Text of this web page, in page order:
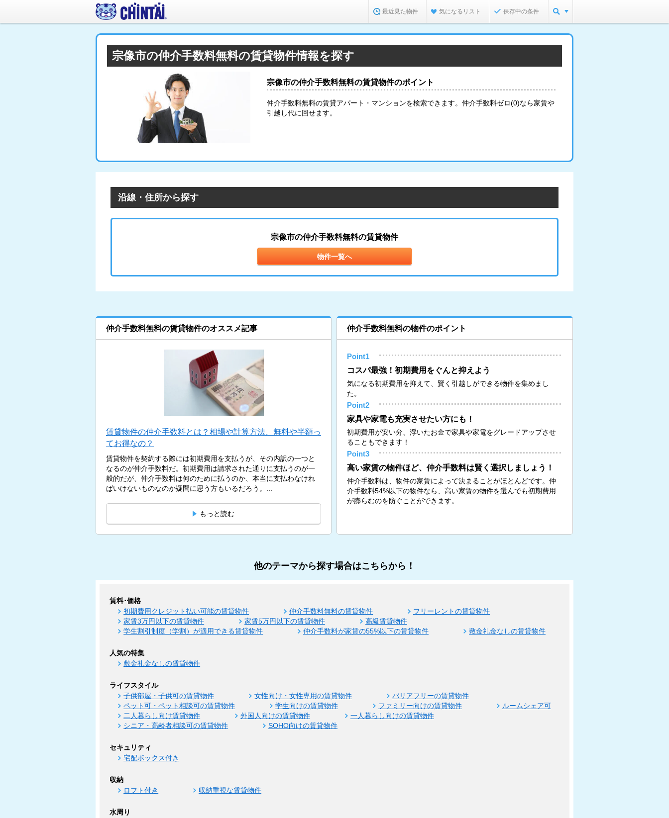
最近見た物件 気になるリスト 保存中の条件
宗像市の仲介手数料無料の賃貸物件情報を探す
宗像市の仲介手数料無料の賃貸物件のポイント
仲介手数料無料の賃貸アパート・マンションを検索できます。仲介手数料ゼロ(0)なら家賃や
引越し代に回せます。
沿線・住所から探す
宗像市の仲介手数料無料の賃貸物件
物件一覧へ
仲介手数料無料の賃貸物件のオススメ記事
賃貸物件の仲介手数料とは？相場や計算方法、無料や半額っ
てお得なの？
賃貸物件を契約する際には初期費用を支払うが、その内訳の一つと
なるのが仲介手数料だ。初期費用は請求された通りに支払うのが一
般的だが、仲介手数料は何のために払うのか、本当に支払わなけれ
ばいけないものなのか疑問に思う方もいるだろう。...
もっと読む
仲介手数料無料の物件のポイント
Point1
コスパ最強！初期費用をぐんと抑えよう
気になる初期費用を抑えて、賢く引越しができる物件を集めまし
た。
Point2
家具や家電も充実させたい方にも！
初期費用が安い分、浮いたお金で家具や家電をグレードアップさせ
ることもできます！
Point3
高い家賃の物件ほど、仲介手数料は賢く選択しましょう！
仲介手数料は、物件の家賃によって決まることがほとんどです。仲
介手数料54%以下の物件なら、高い家賃の物件を選んでも初期費用
が膨らむのを防ぐことができます。
他のテーマから探す場合はこちらから！
賃料･価格
初期費用クレジット払い可能の賃貸物件 仲介手数料無料の賃貸物件
フリーレントの賃貸物件
家賃3万円以下の賃貸物件
家賃5万円以下の賃貸物件
高級賃貸物件
学生割引制度（学割）が適用できる賃貸物件
仲介手数料が家賃の55%以下の賃貸物件 敷金礼金なしの賃貸物件
人気の特集
敷金礼金なしの賃貸物件
ライフスタイル
子供部屋・子供可の賃貸物件 女性向け・女性専用の賃貸物件
バリアフリーの賃貸物件
ペット可・ペット相談可の賃貸物件
学生向けの賃貸物件 ファミリー向けの賃貸物件
ルームシェア可
二人暮らし向け賃貸物件
外国人向けの賃貸物件
一人暮らし向けの賃貸物件
シニア・高齢者相談可の賃貸物件
SOHO向けの賃貸物件
セキュリティ
宅配ボックス付き
収納
ロフト付き 収納重視な賃貸物件
水周り